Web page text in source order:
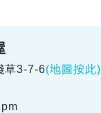
草3-7-6(地圖按此)